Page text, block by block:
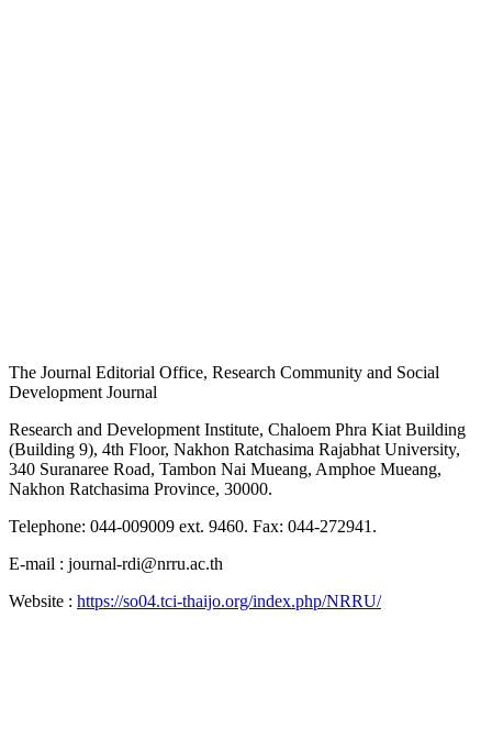
The Journal Editorial Office, Research Community and Social
Development Journal
Research and Development Institute, Chaloem Phra Kiat Building
(Building 9), 4th Floor, Nakhon Ratchasima Rajabhat University,
340 Suranaree Road, Tambon Nai Mueang, Amphoe Mueang,
Nakhon Ratchasima Province, 30000.
Telephone: 044-009009 ext. 9460. Fax: 044-272941.
E-mail : journal-rdi@nrru.ac.th
Website : https://so04.tci-thaijo.org/index.php/NRRU/